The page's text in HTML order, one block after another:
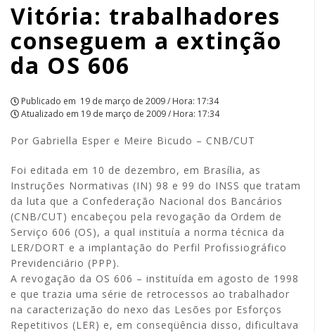
APCEF/SP
Vitória: trabalhadores
conseguem a extinção
da OS 606
Publicado em 19 de março de 2009 / Hora: 17:34
Atualizado em 19 de março de 2009 / Hora: 17:34
Por Gabriella Esper e Meire Bicudo – CNB/CUT
Foi editada em 10 de dezembro, em Brasília, as
Instruções Normativas (IN) 98 e 99 do INSS que tratam
da luta que a Confederação Nacional dos Bancários
(CNB/CUT) encabeçou pela revogação da Ordem de
Serviço 606 (OS), a qual instituía a norma técnica da
LER/DORT e a implantação do Perfil Profissiográfico
Previdenciário (PPP).
A revogação da OS 606 – instituída em agosto de 1998
e que trazia uma série de retrocessos ao trabalhador
na caracterização do nexo das Lesões por Esforços
Repetitivos (LER) e, em conseqüência disso, dificultava